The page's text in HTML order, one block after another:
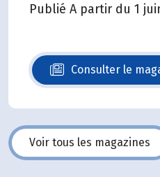
Publié A partir du 1
Consulter le
N°140
Voir tous les magazines